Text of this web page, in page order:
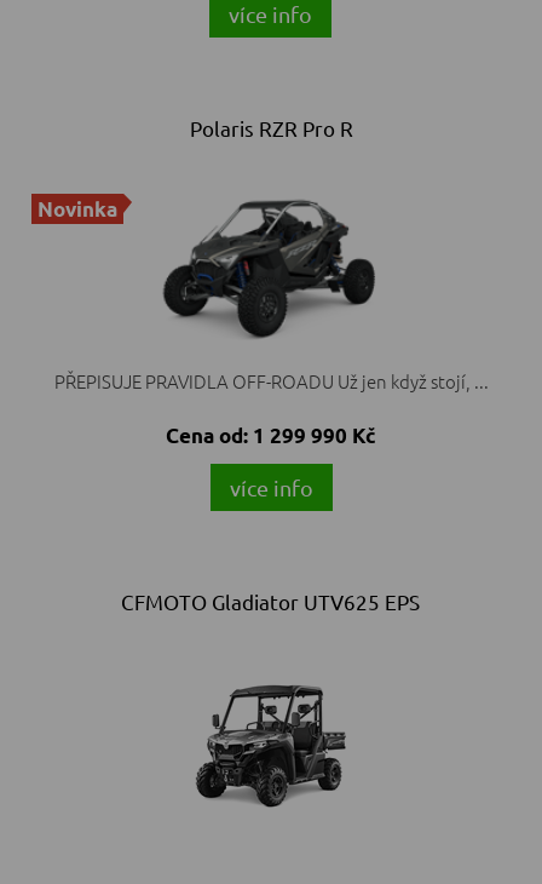
více info
Polaris RZR Pro R
Novinka
PŘEPISUJE PRAVIDLA OFF-ROADU Už jen když stojí, ...
Cena od: 1 299 990 Kč
více info
CFMOTO Gladiator UTV625 EPS